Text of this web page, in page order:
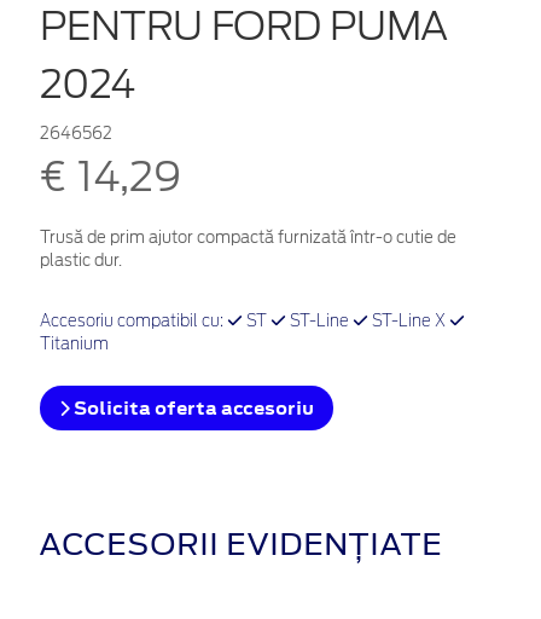
PENTRU FORD PUMA
2024
2646562
€ 14,29
Trusă de prim ajutor compactă furnizată într-o cutie de
plastic dur.
Accesoriu compatibil cu: ST ST-Line
ST-Line X
Titanium
Solicita oferta accesoriu
ACCESORII EVIDENȚIATE